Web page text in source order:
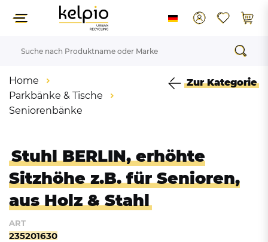
Home
Parkbänke & Tische
Seniorenbänke
Zur Kategorie
Stuhl BERLIN, erhöhte
Sitzhöhe z.B. für Senioren,
aus Holz & Stahl
ART
235201630